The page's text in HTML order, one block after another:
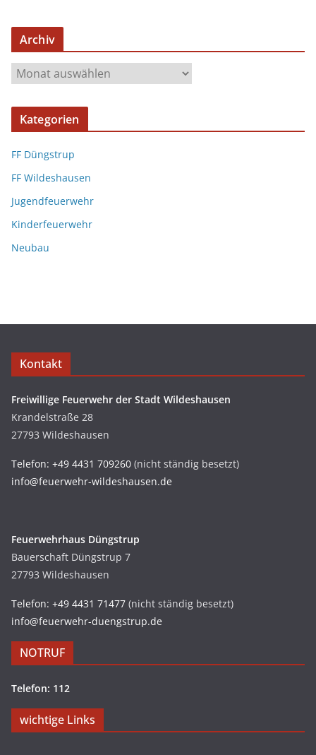
Archiv
Kategorien
FF Düngstrup
FF Wildeshausen
Jugendfeuerwehr
Kinderfeuerwehr
Neubau
Kontakt
Freiwillige Feuerwehr der Stadt Wildeshausen
Krandelstraße 28
27793 Wildeshausen
Telefon: +49 4431 709260 (nicht ständig besetzt)
info@feuerwehr-wildeshausen.de
Feuerwehrhaus Düngstrup
Bauerschaft Düngstrup 7
27793 Wildeshausen
Telefon: +49 4431 71477 (nicht ständig besetzt)
info@feuerwehr-duengstrup.de
NOTRUF
Telefon: 112
wichtige Links